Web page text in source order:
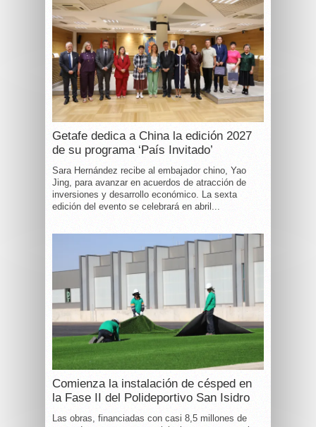
Getafe dedica a China la edición 2027
de su programa ‘País Invitado’
Sara Hernández recibe al embajador chino, Yao
Jing, para avanzar en acuerdos de atracción de
inversiones y desarrollo económico. La sexta
edición del evento se celebrará en abril...
Comienza la instalación de césped en
la Fase II del Polideportivo San Isidro
Las obras, financiadas con casi 8,5 millones de